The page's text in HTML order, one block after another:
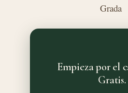
Grada
Empieza por el
Gratis.